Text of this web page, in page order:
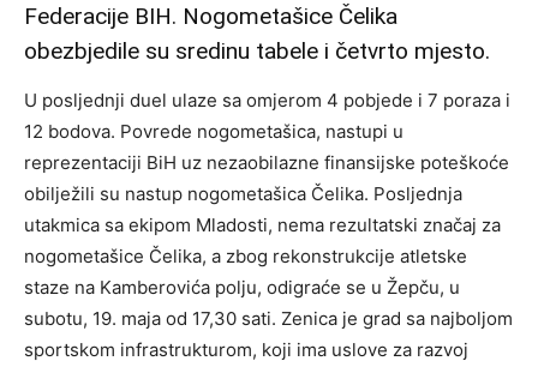
Federacije BIH. Nogometašice Čelika
obezbjedile su sredinu tabele i četvrto mjesto.
U posljednji duel ulaze sa omjerom 4 pobjede i 7 poraza i
12 bodova. Povrede nogometašica, nastupi u
reprezentaciji BiH uz nezaobilazne finansijske poteškoće
obilježili su nastup nogometašica Čelika. Posljednja
utakmica sa ekipom Mladosti, nema rezultatski značaj za
nogometašice Čelika, a zbog rekonstrukcije atletske
staze na Kamberovića polju, odigraće se u Žepču, u
subotu, 19. maja od 17,30 sati. Zenica je grad sa najboljom
sportskom infrastrukturom, koji ima uslove za razvoj